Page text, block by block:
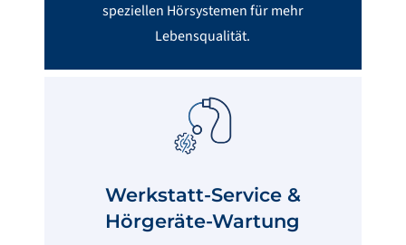
speziellen Hörsystemen für mehr
Lebensqualität.
Werkstatt-Service &
Hörgeräte-Wartung